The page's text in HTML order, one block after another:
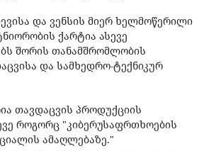
და ვენსის მიერ ხელმოწერილი
ქარტია ასევე
შორის თანამშრომლობის
და სამხედრო-ტექნიკურ
თავდაცვის პროდუქციის
როგორც "კიბერუსაფრთხოების
ამაღლებაზე."